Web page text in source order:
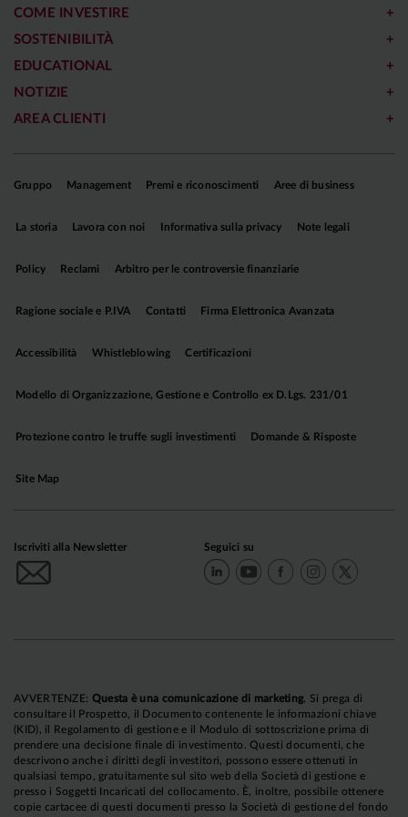
COME INVESTIRE
SOSTENIBILITÀ
EDUCATIONAL
NOTIZIE
AREA CLIENTI
Gruppo Management Premi e riconoscimenti Aree di business
La storia Lavora con noi Informativa sulla privacy Note legali
Policy Reclami Arbitro per le controversie finanziarie
Ragione sociale e P.IVA Contatti Firma Elettronica Avanzata
Accessibilità Whistleblowing Certificazioni
Modello di Organizzazione, Gestione e Controllo ex D.Lgs. 231/01
Protezione contro le truffe sugli investimenti Domande & Risposte
Site Map
Iscriviti alla Newsletter Seguici su
AVVERTENZE: Questa è una comunicazione di marketing. Si prega di
consultare il Prospetto, il Documento contenente le informazioni chiave
(KID), il Regolamento di gestione e il Modulo di sottoscrizione prima di
prendere una decisione finale di investimento. Questi documenti, che
descrivono anche i diritti degli investitori, possono essere ottenuti in
qualsiasi tempo, gratuitamente sul sito web della Società di gestione e
presso i Soggetti Incaricati del collocamento. È, inoltre, possibile ottenere
copie cartacee di questi documenti presso la Società di gestione del fondo